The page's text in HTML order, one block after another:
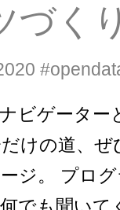
づく
ビゲーター
けの道、
ジ。 プロ